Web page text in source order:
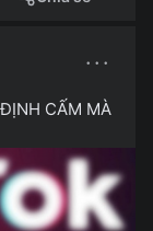
···
CẤM MÀ